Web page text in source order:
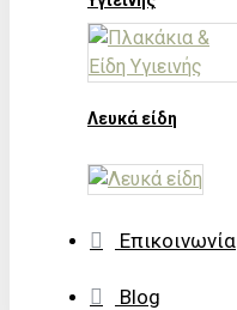
Λευκά είδη
Επικοινωνία
Blog